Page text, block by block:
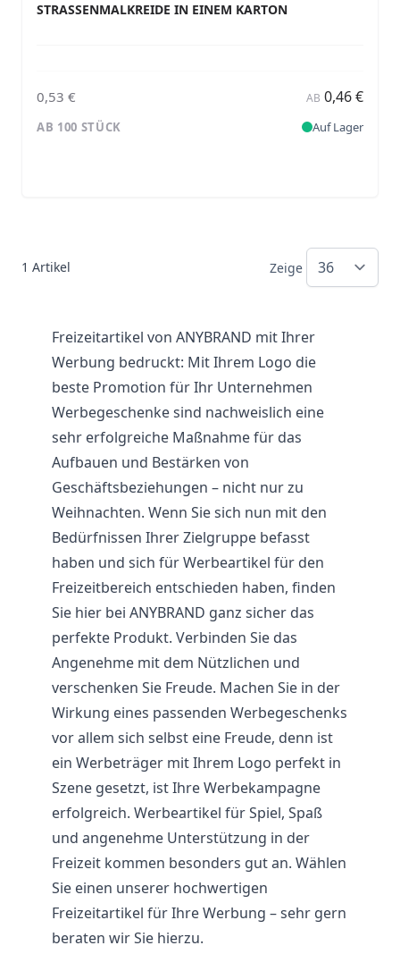
STRASSENMALKREIDE IN EINEM KARTON
0,53 € AB 0,46 €
AB 100 STÜCK Auf Lager
1 Artikel Zeige
Freizeitartikel von ANYBRAND mit Ihrer
Werbung bedruckt: Mit Ihrem Logo die
beste Promotion für Ihr Unternehmen
Werbegeschenke sind nachweislich eine
sehr erfolgreiche Maßnahme für das
Aufbauen und Bestärken von
Geschäftsbeziehungen – nicht nur zu
Weihnachten. Wenn Sie sich nun mit den
Bedürfnissen Ihrer Zielgruppe befasst
haben und sich für Werbeartikel für den
Freizeitbereich entschieden haben, finden
Sie hier bei ANYBRAND ganz sicher das
perfekte Produkt. Verbinden Sie das
Angenehme mit dem Nützlichen und
verschenken Sie Freude. Machen Sie in der
Wirkung eines passenden Werbegeschenks
vor allem sich selbst eine Freude, denn ist
ein Werbeträger mit Ihrem Logo perfekt in
Szene gesetzt, ist Ihre Werbekampagne
erfolgreich. Werbeartikel für Spiel, Spaß
und angenehme Unterstützung in der
Freizeit kommen besonders gut an. Wählen
Sie einen unserer hochwertigen
Freizeitartikel für Ihre Werbung – sehr gern
beraten wir Sie hierzu.